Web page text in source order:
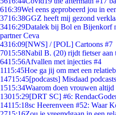
616:39Wel eens geprobeerd jou in
3716:38GGZ heeft mij gezond
3416:29Datalek bij Bol en Bijenkorf
partner Ceva
4316:09[NWS] / [POL] Cartoons #7
7015:58Nabil B. (20) rijdt fietser aan
6415:56Afvallen met injecties #4
1115:45Hoe ga jij om met een
14715:45[podcasts] Misdaad
1515:34Waarom doen vrouwen
13015:29[DRT SC] #6:
14115:18sc Heerenveen #52: Waar